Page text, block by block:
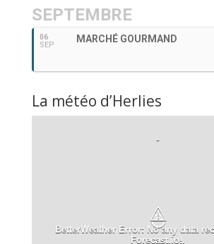
SEPTEMBRE
06
SEP
MARCHÉ GOURMAND
La météo d’Herlies
-
⚠
BetterWeather Error: No any data
Forecast.io!.